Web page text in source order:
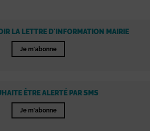
LA LETTRE D'INFORMATION MAIRIE
Je m'abonne
ÊTRE ALERTÉ PAR SMS
Je m'abonne